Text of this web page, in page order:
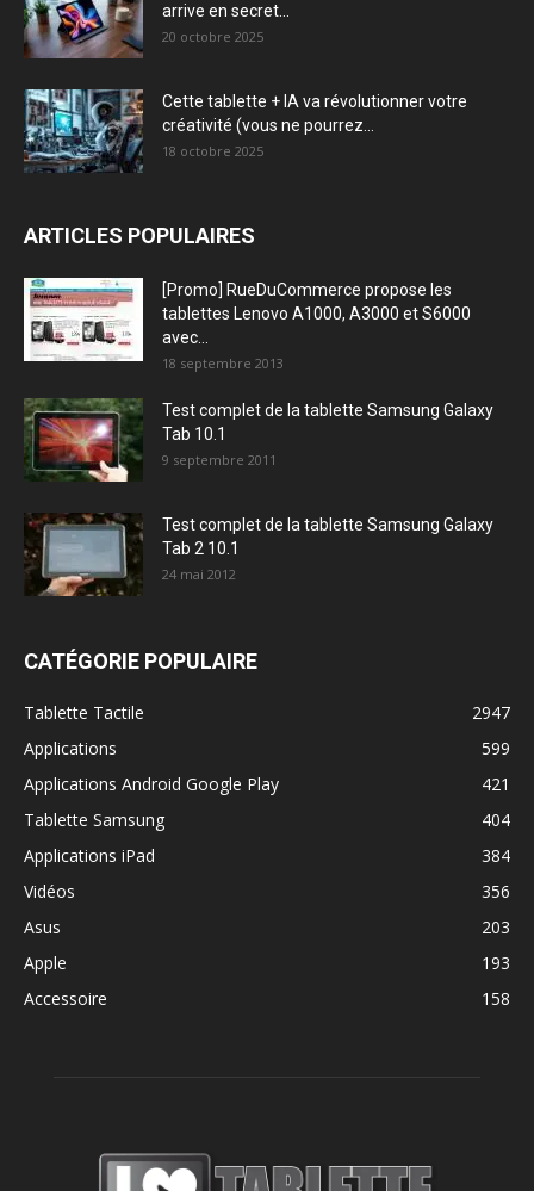
arrive en secret...
20 octobre 2025
Cette tablette + IA va révolutionner votre
créativité (vous ne pourrez...
18 octobre 2025
ARTICLES POPULAIRES
[Promo] RueDuCommerce propose les
tablettes Lenovo A1000, A3000 et S6000
avec...
18 septembre 2013
Test complet de la tablette Samsung Galaxy
Tab 10.1
9 septembre 2011
Test complet de la tablette Samsung Galaxy
Tab 2 10.1
24 mai 2012
CATÉGORIE POPULAIRE
Tablette Tactile
2947
Applications
599
Applications Android Google Play
421
Tablette Samsung
404
Applications iPad
384
Vidéos
356
Asus
203
Apple
193
Accessoire
158